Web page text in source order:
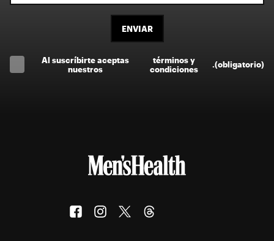
ENVIAR
Al suscríbirte aceptas
nuestros
términos y
condiciones
.(obligatorio)